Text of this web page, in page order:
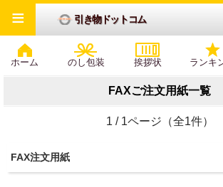
引き物ドットコム
ホーム のし包装 挨拶状 ランキ
≡
FAXご注文用紙一覧
1 / 1ページ（全1件）
FAX注文用紙